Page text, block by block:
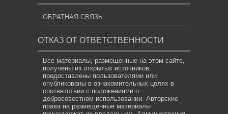
ОБРАТНАЯ СВЯЗЬ
ОТКАЗ ОТ ОТВЕТСТВЕННОСТИ
Все материалы, размещенные на этом сайте,
получены из открытых источников,
предоставлены пользователями или
опубликованы в ознакомительных целях в
соответствии с положениями о
добросовестном использовании. Авторские
права на размещенные материалы